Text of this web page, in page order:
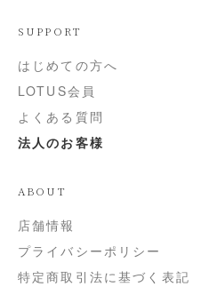
SUPPORT
はじめての方へ
LOTUS会員
よくある質問
法人のお客様
ABOUT
店舗情報
プライバシーポリシー
特定商取引法に基づく表記